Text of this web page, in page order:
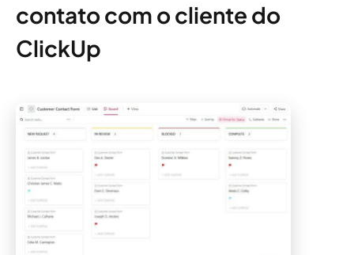
contato com o cliente do
ClickUp